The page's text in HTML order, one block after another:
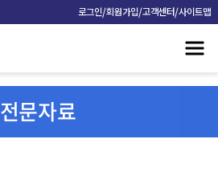
로그인/회원가입/고객센터/사이트맵
전문자료